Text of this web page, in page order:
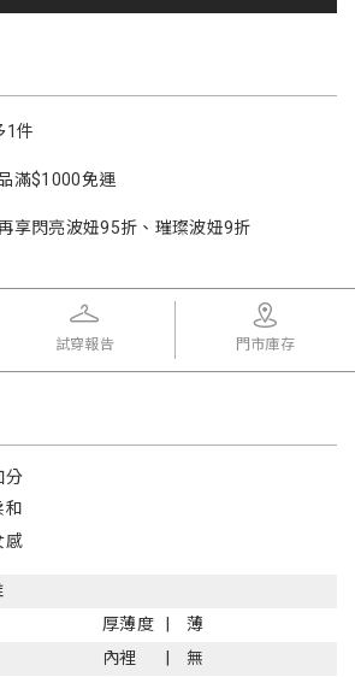
1件
滿$1000免運
享閃亮波妞95折、璀璨波妞9折
試穿報告 門市庫存
分
和
感
厚薄度
薄
內裡
無